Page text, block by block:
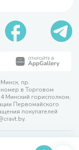
пр.
в Торговом
Минский горисполком,
Первомайского
покупателей